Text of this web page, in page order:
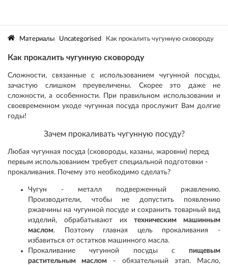
Материалы Uncategorised Как прокалить чугунную сковороду
Как прокалить чугунную сковороду
Сложности, связанные с использованием чугунной посуды,
зачастую слишком преувеличены. Скорее это даже не
сложности, а особенности. При правильном использовании и
своевременном уходе чугунная посуда прослужит Вам долгие
годы!
Зачем прокаливать чугунную посуду?
Любая чугунная посуда (сковороды, казаны, жаровни) перед
первым использованием требует специальной подготовки -
прокаливания. Почему это необходимо сделать?
Чугун - металл подверженный ржавлению.
Производители, чтобы не допустить появлению
ржавчины на чугунной посуде и сохранить товарный вид
изделий, обрабатывают их техническим машинным
маслом. Поэтому главная цель прокаливания -
избавиться от остатков машинного масла.
Прокаливание чугунной посуды с пищевым
растительным маслом - обязательный этап. Масло,